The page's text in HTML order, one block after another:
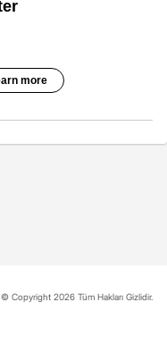
© Copyright 2026 Tüm Hakları Gizlidir.